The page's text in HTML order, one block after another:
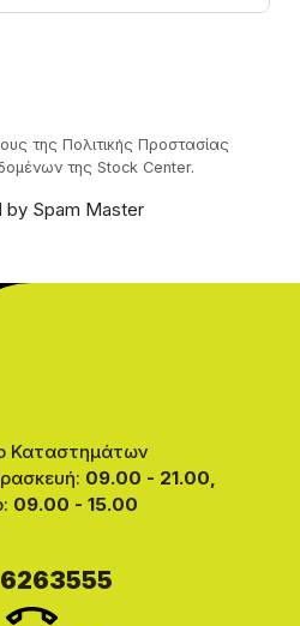
checkbox
της Πολιτικής Προστασίας
της Stock Center.
by Spam Master
09.00 - 21.00,
09.00 - 15.00